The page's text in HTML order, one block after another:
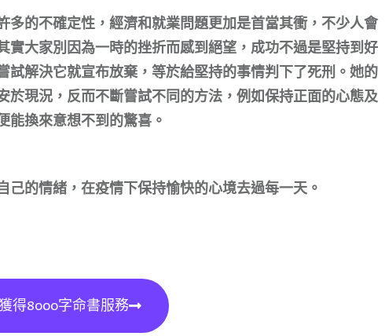
多的不確定性，經濟和就業問題更加是首當其衝，不少人會
實大家別因為一時的挫折而感到絕望，成功不過是堅持到好
試解決它就宣布放棄，等於給堅持的事情判下了死刑。她的
於現況，反而不斷嘗試不同的方法，例如保持正面的心態及
能換來意想不到的驚喜。
的情緒，在疫情下保持愉快的心境去過每一天。
得8000字命書服務